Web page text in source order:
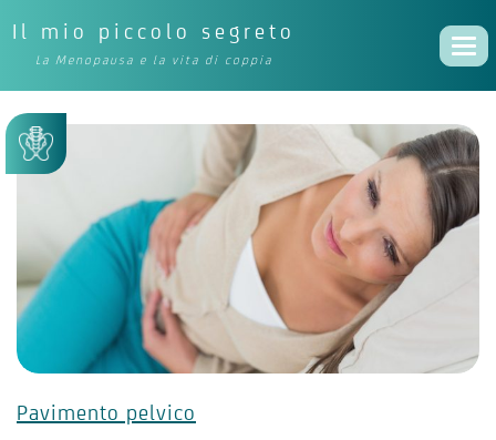
Il mio piccolo segreto
La Menopausa e la vita di coppia
Pavimento pelvico